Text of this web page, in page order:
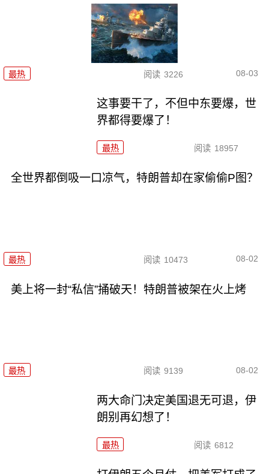
最热 阅读 3226 08-03
这事要干了，不但中东要爆，世
界都得要爆了！
最热 阅读 18957
全世界都倒吸一口凉气，特朗普却在家偷偷P图？
最热 阅读 10473 08-02
美上将一封“私信”捅破天！特朗普被架在火上烤
最热 阅读 9139 08-02
两大命门决定美国退无可退，伊
朗别再幻想了！
最热 阅读 6812